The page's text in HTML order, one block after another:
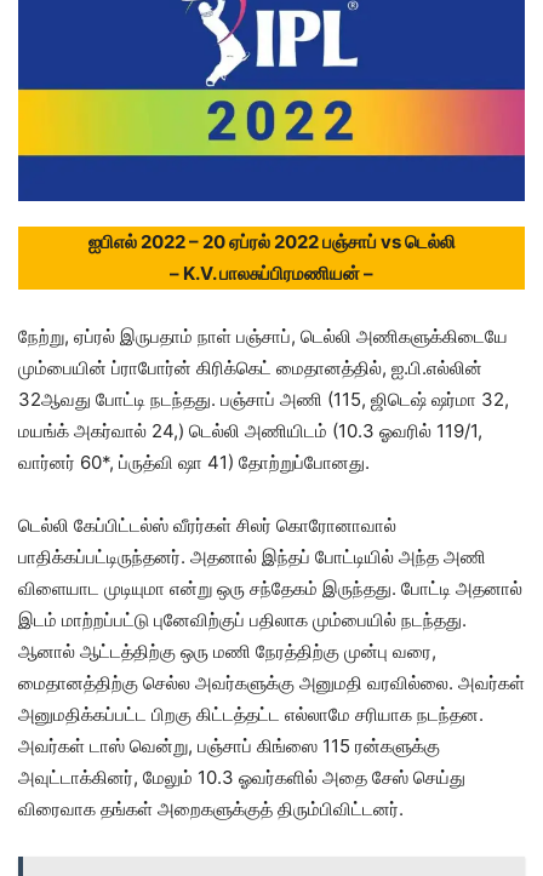
ஐபிஎல் 2022 – 20 ஏப்ரல் 2022 பஞ்சாப் vs டெல்லி
– K.V. பாலசுப்பிரமணியன் –
நேற்று, ஏப்ரல் இருபதாம் நாள் பஞ்சாப், டெல்லி அணிகளுக்கிடையே
மும்பையின் ப்ராபோர்ன் கிரிக்கெட் மைதானத்தில், ஐ.பி.எல்லின்
32ஆவது போட்டி நடந்தது. பஞ்சாப் அணி (115, ஜிடெஷ் ஷர்மா 32,
மயங்க் அகர்வால் 24,) டெல்லி அணியிடம் (10.3 ஓவரில் 119/1,
வார்னர் 60*, ப்ருத்வி ஷா 41) தோற்றுப்போனது.
டெல்லி கேப்பிட்டல்ஸ் வீரர்கள் சிலர் கொரோனாவால்
பாதிக்கப்பட்டிருந்தனர். அதனால் இந்தப் போட்டியில் அந்த அணி
விளையாட முடியுமா என்று ஒரு சந்தேகம் இருந்தது. போட்டி அதனால்
இடம் மாற்றப்பட்டு புனேவிற்குப் பதிலாக மும்பையில் நடந்தது.
ஆனால் ஆட்டத்திற்கு ஒரு மணி நேரத்திற்கு முன்பு வரை,
மைதானத்திற்கு செல்ல அவர்களுக்கு அனுமதி வரவில்லை. அவர்கள்
அனுமதிக்கப்பட்ட பிறகு கிட்டத்தட்ட எல்லாமே சரியாக நடந்தன.
அவர்கள் டாஸ் வென்று, பஞ்சாப் கிங்ஸை 115 ரன்களுக்கு
அவுட்டாக்கினர், மேலும் 10.3 ஓவர்களில் அதை சேஸ் செய்து
விரைவாக தங்கள் அறைகளுக்குத் திரும்பிவிட்டனர்.